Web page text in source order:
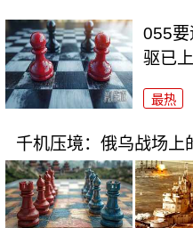
055要
驱已
最热
千机压境：俄乌战场上